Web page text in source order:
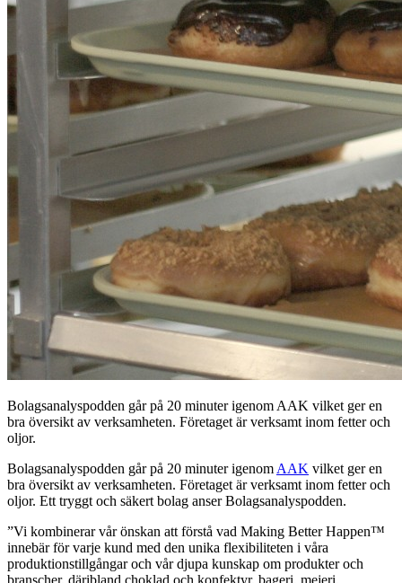
Bolagsanalyspodden går på 20 minuter igenom AAK vilket ger en
bra översikt av verksamheten. Företaget är verksamt inom fetter och
oljor.
Bolagsanalyspodden går på 20 minuter igenom AAK vilket ger en
bra översikt av verksamheten. Företaget är verksamt inom fetter och
oljor. Ett tryggt och säkert bolag anser Bolagsanalyspodden.
”Vi kombinerar vår önskan att förstå vad Making Better Happen™
innebär för varje kund med den unika flexibiliteten i våra
produktionstillgångar och vår djupa kunskap om produkter och
branscher, däribland choklad och konfektyr, bageri, mejeri,